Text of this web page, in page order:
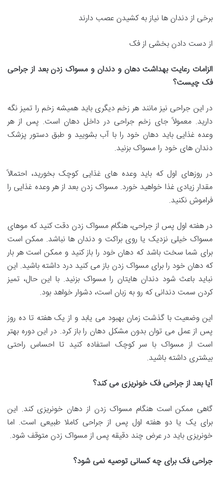
برخی از دندان ها نیاز به کشیدن عصب دارند
از دست دادن بخشی از فک
الزامات رعایت بهداشت دهان و دندان و مسواک زدن بعد از جراحی
فک چیست؟
در این جراحی نیز مانند هر زخم دیگری باید همیشه زخم را تمیز نگه
دارید. معمولاً جای زخم جراحی در داخل دهان است. پس از هر
وعده غذایی باید دهان خود را با آب بشویید و طبق دستور پزشک
دندان های خود را مسواک بزنید.
در روزهای اول که باید وعده های غذایی کوچک بخورید، احتمالاً
مقدار زیادی غذا خواهید خورد. مسواک زدن بعد از هر وعده غذایی را
فراموش نکنید.
در هفته اول پس از جراحی، هنگام مسواک زدن دقت کنید که موهای
مسواک خیلی نزدیک یا روی براکت و دندان ها نباشد. ممکن است
برای شما سخت باشد که دهان خود را باز کنید و ممکن است هر بار
که دهان خود را برای مسواک زدن باز می کنید درد داشته باشید. این
نباید باعث شود دندان هایتان را مسواک بزنید. با این حال، تمیز
کردن سمت دندانی که رو به زبان است، دشوار خواهد بود.
این وضعیت با گذشت زمان بهبود می یابد و از یک هفته تا ده روز
پس از عمل می توان بدون مشکل دهان را باز کرد. در این دوره بهتر
است از مسواک با سر کوچک استفاده کنید تا احساس راحتی
بیشتری داشته باشید.
آیا بعد از جراحی فک خونریزی می کند؟
گاهی ممکن است هنگام مسواک زدن از دهان خونریزی کند. این
برای یک یا دو هفته اول پس از جراحی کاملا طبیعی است. اما
خونریزی باید در عرض چند دقیقه پس از مسواک زدن متوقف شود.
جراحی فک برای چه کسانی توصیه نمی شود؟